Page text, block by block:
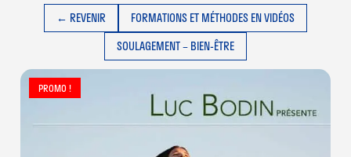
← REVENIR
FORMATIONS ET MÉTHODES EN VIDÉOS
SOULAGEMENT – BIEN-ÊTRE
PROMO !